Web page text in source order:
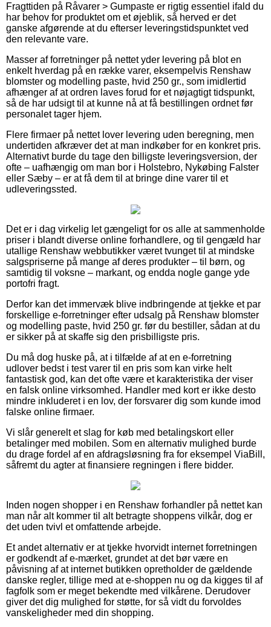
Fragttiden på Råvarer > Gumpaste er rigtig essentiel ifald du
har behov for produktet om et øjeblik, så herved er det
ganske afgørende at du efterser leveringstidspunktet ved
den relevante vare.
Masser af forretninger på nettet yder levering på blot en
enkelt hverdag på en række varer, eksempelvis Renshaw
blomster og modelling paste, hvid 250 gr., som imidlertid
afhænger af at ordren laves forud for et nøjagtigt tidspunkt,
så de har udsigt til at kunne nå at få bestillingen ordnet før
personalet tager hjem.
Flere firmaer på nettet lover levering uden beregning, men
undertiden afkræver det at man indkøber for en konkret pris.
Alternativt burde du tage den billigste leveringsversion, der
ofte – uafhængig om man bor i Holstebro, Nykøbing Falster
eller Sæby – er at få dem til at bringe dine varer til et
udleveringssted.
Det er i dag virkelig let gængeligt for os alle at sammenholde
priser i blandt diverse online forhandlere, og til gengæld har
utallige Renshaw webbutikker været tvunget til at mindske
salgspriserne på mange af deres produkter – til børn, og
samtidig til voksne – markant, og endda nogle gange yde
portofri fragt.
Derfor kan det immervæk blive indbringende at tjekke et par
forskellige e-forretninger efter udsalg på Renshaw blomster
og modelling paste, hvid 250 gr. før du bestiller, sådan at du
er sikker på at skaffe sig den prisbilligste pris.
Du må dog huske på, at i tilfælde af at en e-forretning
udlover bedst i test varer til en pris som kan virke helt
fantastisk god, kan det ofte være et karakteristika der viser
en falsk online virksomhed. Handler med kort er ikke desto
mindre inkluderet i en lov, der forsvarer dig som kunde imod
falske online firmaer.
Vi slår generelt et slag for køb med betalingskort eller
betalinger med mobilen. Som en alternativ mulighed burde
du drage fordel af en afdragsløsning fra for eksempel ViaBill,
såfremt du agter at finansiere regningen i flere bidder.
Inden nogen shopper i en Renshaw forhandler på nettet kan
man når alt kommer til alt betragte shoppens vilkår, dog er
det uden tvivl et omfattende arbejde.
Et andet alternativ er at tjekke hvorvidt internet forretningen
er godkendt af e-mærket, grundet at det bør være en
påvisning af at internet butikken opretholder de gældende
danske regler, tillige med at e-shoppen nu og da kigges til af
fagfolk som er meget bekendte med vilkårene. Derudover
giver det dig mulighed for støtte, for så vidt du forvoldes
vanskeligheder med din shopping.